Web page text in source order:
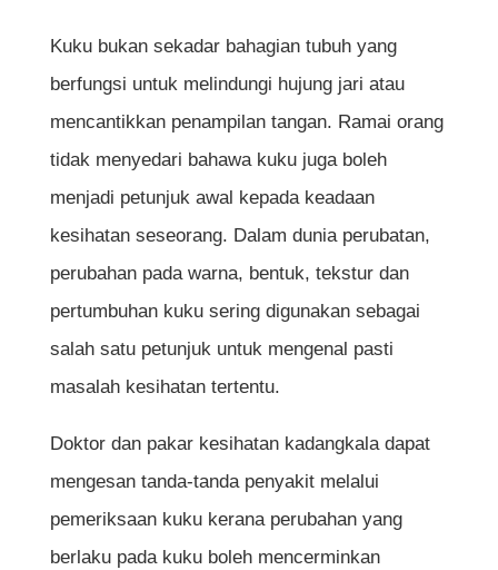
Kuku bukan sekadar bahagian tubuh yang
berfungsi untuk melindungi hujung jari atau
mencantikkan penampilan tangan. Ramai orang
tidak menyedari bahawa kuku juga boleh
menjadi petunjuk awal kepada keadaan
kesihatan seseorang. Dalam dunia perubatan,
perubahan pada warna, bentuk, tekstur dan
pertumbuhan kuku sering digunakan sebagai
salah satu petunjuk untuk mengenal pasti
masalah kesihatan tertentu.
Doktor dan pakar kesihatan kadangkala dapat
mengesan tanda-tanda penyakit melalui
pemeriksaan kuku kerana perubahan yang
berlaku pada kuku boleh mencerminkan